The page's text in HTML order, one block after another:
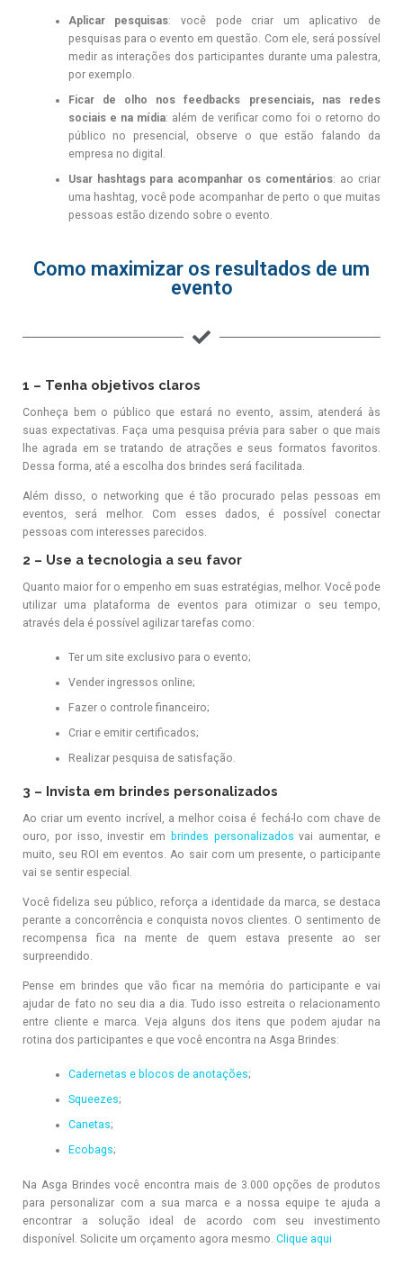
Aplicar pesquisas: você pode criar um aplicativo de
pesquisas para o evento em questão. Com ele, será possível
medir as interações dos participantes durante uma palestra,
por exemplo.
Ficar de olho nos feedbacks presenciais, nas redes
sociais e na mídia: além de verificar como foi o retorno do
público no presencial, observe o que estão falando da
empresa no digital.
Usar hashtags para acompanhar os comentários: ao criar
uma hashtag, você pode acompanhar de perto o que muitas
pessoas estão dizendo sobre o evento.
Como maximizar os resultados de um
evento
1 – Tenha objetivos claros
Conheça bem o público que estará no evento, assim, atenderá às
suas expectativas. Faça uma pesquisa prévia para saber o que mais
lhe agrada em se tratando de atrações e seus formatos favoritos.
Dessa forma, até a escolha dos brindes será facilitada.
Além disso, o networking que é tão procurado pelas pessoas em
eventos, será melhor. Com esses dados, é possível conectar
pessoas com interesses parecidos.
2 – Use a tecnologia a seu favor
Quanto maior for o empenho em suas estratégias, melhor. Você pode
utilizar uma plataforma de eventos para otimizar o seu tempo,
através dela é possível agilizar tarefas como:
Ter um site exclusivo para o evento;
Vender ingressos online;
Fazer o controle financeiro;
Criar e emitir certificados;
Realizar pesquisa de satisfação.
3 – Invista em brindes personalizados
Ao criar um evento incrível, a melhor coisa é fechá-lo com chave de
ouro, por isso, investir em
brindes personalizados vai aumentar, e
muito, seu ROI em eventos. Ao sair com um presente, o participante
vai se sentir especial.
Você fideliza seu público, reforça a identidade da marca, se destaca
perante a concorrência e conquista novos clientes. O sentimento de
recompensa fica na mente de quem estava presente ao ser
surpreendido.
Pense em brindes que vão ficar na memória do participante e vai
ajudar de fato no seu dia a dia. Tudo isso estreita o relacionamento
entre cliente e marca. Veja alguns dos itens que podem ajudar na
rotina dos participantes e que você encontra na Asga Brindes:
Cadernetas e blocos de anotações;
Squeezes;
Canetas;
Ecobags;
Na Asga Brindes você encontra mais de 3.000 opções de produtos
para personalizar com a sua marca e a nossa equipe te ajuda a
encontrar a solução ideal de acordo com seu investimento
disponível. Solicite um orçamento agora mesmo. Clique aqui